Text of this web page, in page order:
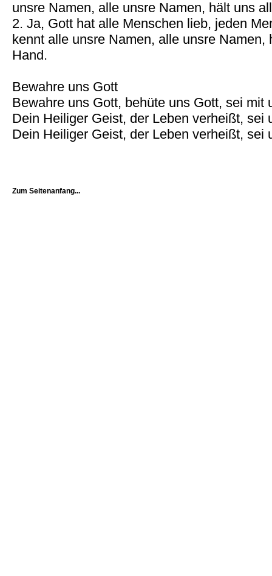
unsre Namen, alle unsre Namen, hält uns
2. Ja, Gott hat alle Menschen lieb, jeden
kennt alle unsre Namen, alle unsre Namen,
Hand.
Bewahre uns Gott
Bewahre uns Gott, behüte uns Gott, sei mit
Dein Heiliger Geist, der Leben verheißt, sei
Dein Heiliger Geist, der Leben verheißt, sei
Zum Seitenanfang...